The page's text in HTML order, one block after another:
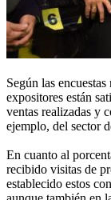
Según las
expositores están
ventas realizadas y
ejemplo, del sector
En cuanto al
recibido visitas de
establecido estos